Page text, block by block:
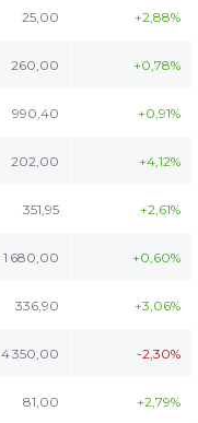
25,00 +2,88%
260,00 +0,78%
990,40 +0,91%
202,00 +4,12%
351,95 +2,61%
1 680,00 +0,60%
336,90 +3,06%
4 350,00 -2,30%
81,00 +2,79%